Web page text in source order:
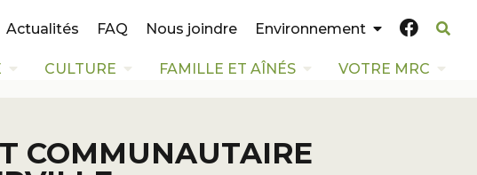
Actualités FAQ Nous joindre Environnement
CULTURE FAMILLE ET AÎNÉS VOTRE MRC
COMMUNAUTAIRE